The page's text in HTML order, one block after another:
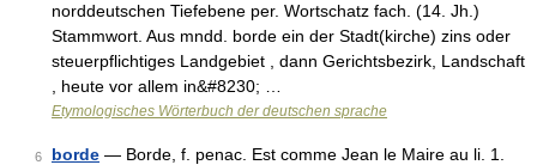
norddeutschen Tiefebene per. Wortschatz fach. (14. Jh.)
Stammwort. Aus mndd. borde ein der Stadt(kirche) zins oder
steuerpflichtiges Landgebiet , dann Gerichtsbezirk, Landschaft
, heute vor allem in&#8230; …
Etymologisches Wörterbuch der deutschen sprache
6 borde — Borde, f. penac. Est comme Jean le Maire au li. 1.